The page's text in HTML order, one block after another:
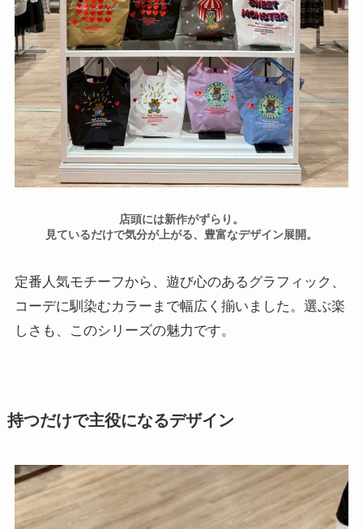
店頭には新作がずらり。
見ているだけで気分が上がる、豊富なデザイン展開。
定番人気モチーフから、遊び心のあるグラフィック、
コーデに馴染むカラーまで幅広く揃いました。選ぶ楽
しさも、このシリーズの魅力です。
持つだけで主役になるデザイン